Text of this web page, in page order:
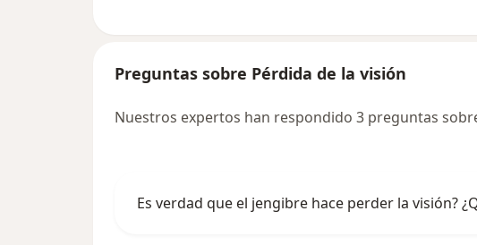
Preguntas sobre Pérdida de la visión
Nuestros expertos han respondido 3 preguntas
Es verdad que el jengibre hace perder la visión?